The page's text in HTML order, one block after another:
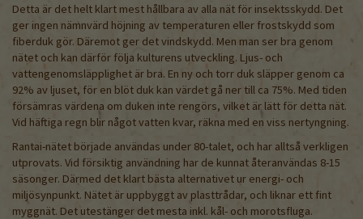
Detta är det helt klart mest hållbara av alla nät för insektsskydd. Det
ger ingen nämnvärd höjning av temperaturen eller frostskydd som
fiberduk gör. Däremot ger det vindskydd. Men man ser bra genom
nätet och kan därför följa kulturens utveckling. Ljus- och
vattengenomsläpplighet är bra. En ny och torr duk släpper genom ca
92% av ljuset, för en blöt duk kan värdet gå ner till ca 75%. Med tiden
försämras värdena om duken inte rengörs, vilket är lätt för detta nät.
Vid häftiga regn blir något vatten kvar, räkna med en viss nertyngning.
Rantai-nätet började användas under 80-talet, och har alltså verkligen
utprovats. Vid försiktig användning har de kunnat återanvändas 8-15
säsonger. Därmed det klart bästa alternativet ur energi- och
miljösynpunkt. Nätet är uppbyggt av plasttrådar, och liknar ett fint
myggnät. Det utestänger det mesta inkl. kål- och morotsfluga.